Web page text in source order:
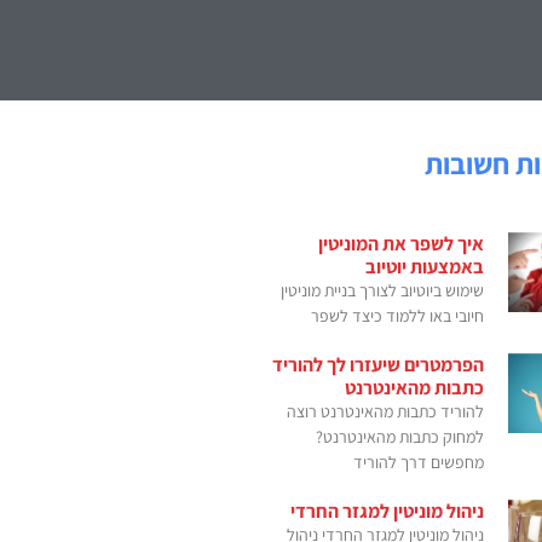
חשובות
איך לשפר את המוניטין
באמצעות יוטיוב
שימוש ביוטיוב לצורך בניית מוניטין
חיובי באו ללמוד כיצד לשפר
הפרמטרים שיעזרו לך להוריד
כתבות מהאינטרנט
להוריד כתבות מהאינטרנט רוצה
למחוק כתבות מהאינטרנט?
מחפשים דרך להוריד
ניהול מוניטין למגזר החרדי
ניהול מוניטין למגזר החרדי ניהול